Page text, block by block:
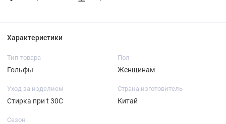
Характеристики
Тип товара
Гольфы
Пол
Женщинам
Уход за изделием
Стирка при t 30С
Страна изготовитель
Китай
Сезон